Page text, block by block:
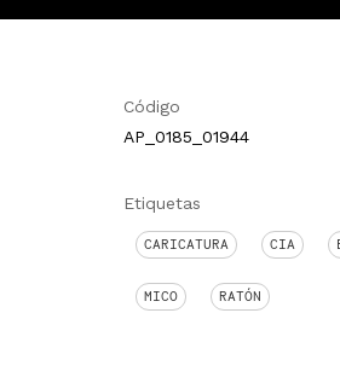
Código
AP_0185_01944
Etiquetas
CARICATURA CIA
MICO RATÓN